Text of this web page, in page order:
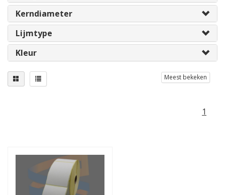
Kerndiameter
Lijmtype
Kleur
Meest bekeken
1